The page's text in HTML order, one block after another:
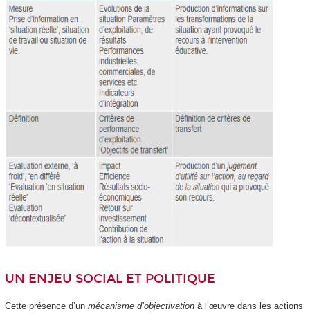
UN ENJEU SOCIAL ET POLITIQUE
Cette présence d’un mécanisme d’objectivationà l’œuvre dans les actions